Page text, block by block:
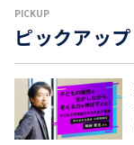
PICKUP
ピックアップ